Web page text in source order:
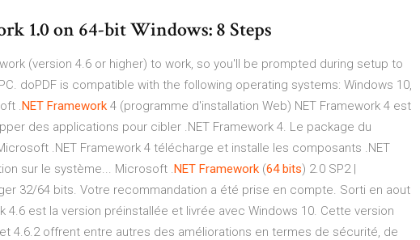
1.0 on 64-bit Windows: 8 Steps
(version 4.6 or higher) to work, so you'll be prompted during setup to
doPDF is compatible with the following operating systems: Windows 10,
.NET Framework 4 (programme d'installation Web) NET Framework 4 est
des applications pour cibler .NET Framework 4. Le package du
.NET Framework 4 télécharge et installe les composants .NET
sur le système... Microsoft .NET Framework (64 bits) 2.0 SP2 |
32/64 bits. Votre recommandation a été prise en compte. Sorti en aout
4.6 est la version préinstallée et livrée avec Windows 10. Cette version
4.6.2 offrent entre autres des améliorations en termes de sécurité, de